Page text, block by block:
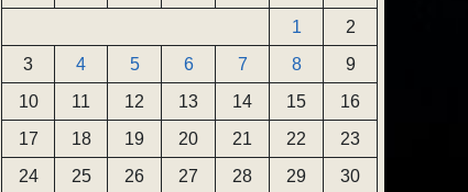
1
2
3
4 5 6 7 8
9
10
11 12 13 14 15
16
17
18 19 20 21 22
23
24
25 26 27 28 29
30